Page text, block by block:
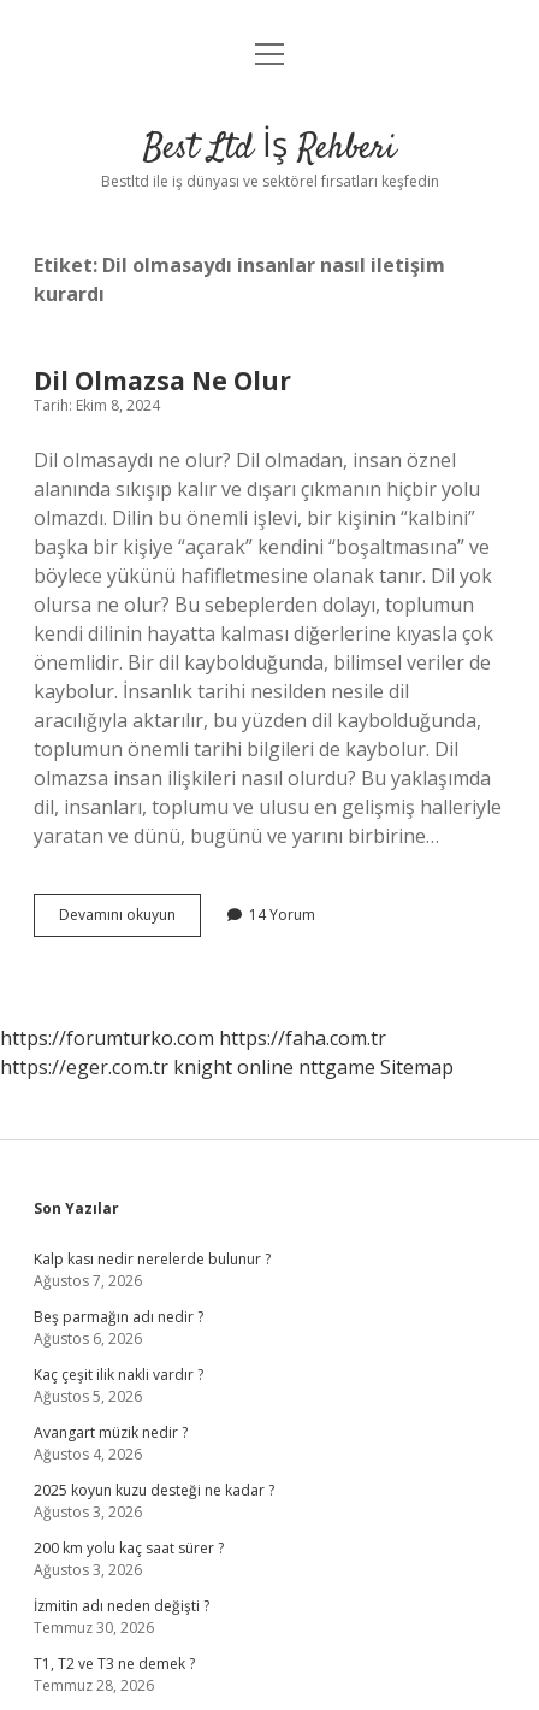
Anasayfa
Yasal Uyarı
menüyü
Best Ltd İş Rehberi
Bestltd ile iş dünyası ve sektörel fırsatları keşfedin
Etiket: Dil olmasaydı insanlar nasıl iletişim
kurardı
Dil Olmazsa Ne Olur
Tarih: Ekim 8, 2024
Dil olmasaydı ne olur? Dil olmadan, insan öznel
alanında sıkışıp kalır ve dışarı çıkmanın hiçbir yolu
olmazdı. Dilin bu önemli işlevi, bir kişinin “kalbini”
başka bir kişiye “açarak” kendini “boşaltmasına” ve
böylece yükünü hafifletmesine olanak tanır. Dil yok
olursa ne olur? Bu sebeplerden dolayı, toplumun
kendi dilinin hayatta kalması diğerlerine kıyasla çok
önemlidir. Bir dil kaybolduğunda, bilimsel veriler de
kaybolur. İnsanlık tarihi nesilden nesile dil
aracılığıyla aktarılır, bu yüzden dil kaybolduğunda,
toplumun önemli tarihi bilgileri de kaybolur. Dil
olmazsa insan ilişkileri nasıl olurdu? Bu yaklaşımda
dil, insanları, toplumu ve ulusu en gelişmiş halleriyle
yaratan ve dünü, bugünü ve yarını birbirine…
Devamını okuyun
Olmazsa
14 Yorum
https://forumturko.com https://faha.com.tr
https://eger.com.tr knight online nttgame Sitemap
Sidebar
Son Yazılar
Kalp kası nedir nerelerde bulunur ?
Ağustos 7, 2026
Beş parmağın adı nedir ?
Ağustos 6, 2026
Kaç çeşit ilik nakli vardır ?
Ağustos 5, 2026
Avangart müzik nedir ?
Ağustos 4, 2026
2025 koyun kuzu desteği ne kadar ?
Ağustos 3, 2026
200 km yolu kaç saat sürer ?
Ağustos 3, 2026
İzmitin adı neden değişti ?
Temmuz 30, 2026
T1, T2 ve T3 ne demek ?
Temmuz 28, 2026